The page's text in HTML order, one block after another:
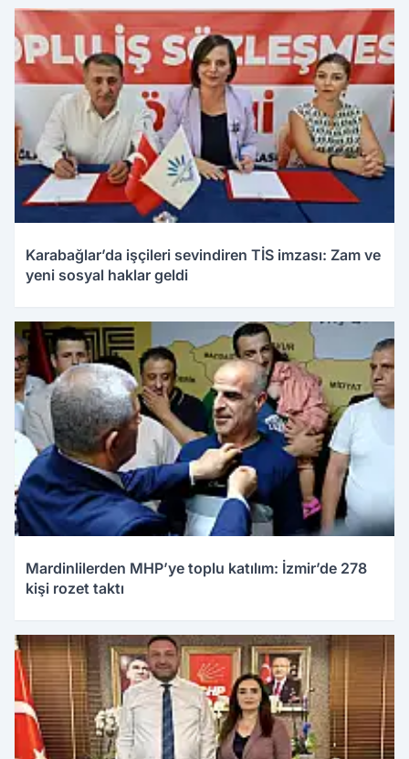
Karabağlar’da işçileri sevindiren TİS imzası: Zam ve
yeni sosyal haklar geldi
Mardinlilerden MHP’ye toplu katılım: İzmir’de 278
kişi rozet taktı